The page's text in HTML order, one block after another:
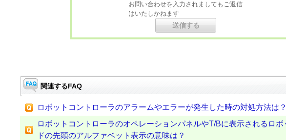
お問い合わせを入力されましてもご返信
はいたしかねます
関連するFAQ
ロボットコントローラのアラームやエラーが発生した時の対処方法は？
ロボットコントローラのオペレーションパネルやT/Bに表示されるロ
ドの先頭のアルファベット表示の意味は？